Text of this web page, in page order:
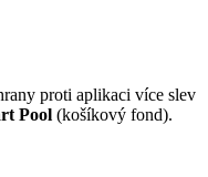
proti aplikaci více slev
Pool (košíkový fond).